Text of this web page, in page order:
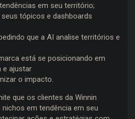
em seu território;
tópicos e dashboards
que a AI analise territórios e
está se posicionando em
e ajustar
o impacto.
que os clientes da Winnin
em tendência em seu